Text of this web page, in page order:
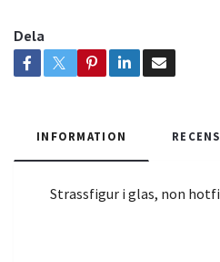
Dela
INFORMATION
Strassfigur i glas, non